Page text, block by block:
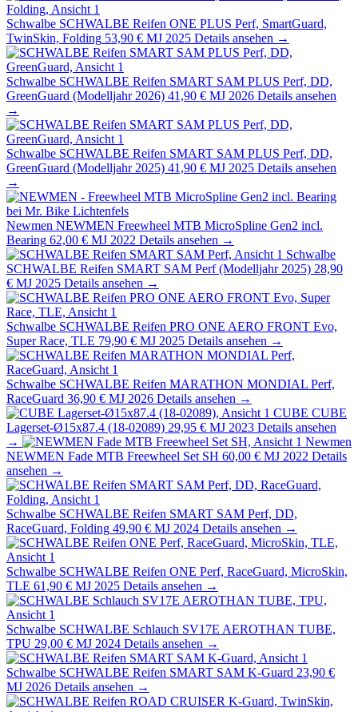
Schwalbe SCHWALBE Reifen ONE PLUS Perf, SmartGuard,
TwinSkin, Folding 53,90 € MJ 2025 Details ansehen →
Schwalbe SCHWALBE Reifen SMART SAM PLUS Perf, DD,
GreenGuard (Modelljahr 2026) 41,90 € MJ 2026 Details ansehen
→
Schwalbe SCHWALBE Reifen SMART SAM PLUS Perf, DD,
GreenGuard (Modelljahr 2025) 41,90 € MJ 2025 Details ansehen
→
Newmen NEWMEN Freewheel MTB MicroSpline Gen2 incl.
Bearing 62,00 € MJ 2022 Details ansehen →
Schwalbe
SCHWALBE Reifen SMART SAM Perf (Modelljahr 2025) 28,90
€ MJ 2025 Details ansehen →
Schwalbe SCHWALBE Reifen PRO ONE AERO FRONT Evo,
Super Race, TLE 79,90 € MJ 2025 Details ansehen →
Schwalbe SCHWALBE Reifen MARATHON MONDIAL Perf,
RaceGuard 36,90 € MJ 2026 Details ansehen →
CUBE CUBE
Lagerset-Ø15x87.4 (18-02089) 29,95 € MJ 2023 Details ansehen
→
Newmen
NEWMEN Fade MTB Freewheel Set SH 60,00 € MJ 2022 Details
ansehen →
Schwalbe SCHWALBE Reifen SMART SAM Perf, DD,
RaceGuard, Folding 49,90 € MJ 2024 Details ansehen →
Schwalbe SCHWALBE Reifen ONE Perf, RaceGuard, MicroSkin,
TLE 61,90 € MJ 2025 Details ansehen →
Schwalbe SCHWALBE Schlauch SV17E AEROTHAN TUBE,
TPU 29,00 € MJ 2024 Details ansehen →
Schwalbe SCHWALBE Reifen SMART SAM K-Guard 23,90 €
MJ 2026 Details ansehen →